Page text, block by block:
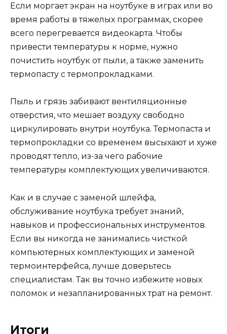
Если моргает экран на ноутбуке в играх или во
время работы в тяжелых программах, скорее
всего перегревается видеокарта. Чтобы
привести температуры к норме, нужно
почистить ноутбук от пыли, а также заменить
термопасту с термопрокладками.
Пыль и грязь забивают вентиляционные
отверстия, что мешает воздуху свободно
циркулировать внутри ноутбука. Термопаста и
термопрокладки со временем высыхают и хуже
проводят тепло, из-за чего рабочие
температуры комплектующих увеличиваются.
Как и в случае с заменой шлейфа,
обслуживание ноутбука требует знаний,
навыков и профессиональных инструментов.
Если вы никогда не занимались чисткой
компьютерных комплектующих и заменой
термоинтерфейса, лучше доверьтесь
специалистам. Так вы точно избежите новых
поломок и незапланированных трат на ремонт.
Итоги